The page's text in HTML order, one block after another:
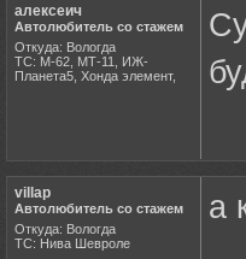
алексеич
Автолюбитель со стажем
Откуда: Вологда
ТС: М-62, МТ-11, ИЖ-
Планета5, Хонда элемент,
villap
Автолюбитель со стажем
Откуда: Вологда
ТС: Нива Шевроле
а